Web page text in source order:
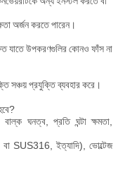
অর্জন করতে পারেন।
যাতে উপকরণগুলির কোনও ফাঁস না
সঞ্চয় প্রযুক্তি ব্যবহার করে।
ঘনত্ব, প্রতি ঘন্টা ক্ষমতা,
SUS316, ইত্যাদি), ভোল্টেজ